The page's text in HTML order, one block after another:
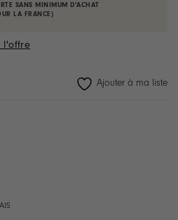
SANS MINIMUM D'ACHAT
LA FRANCE)
l'offre